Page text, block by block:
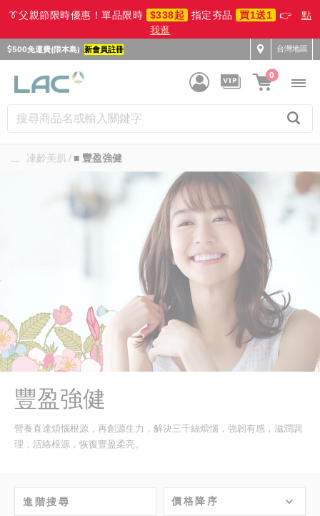
👔父親節限時優惠！單品限時 $338起 指定夯品 買1送1 👉
點
我逛
$500免運費(限本島) 新會員註冊 台灣地區
0
.... 凍齡美肌 ■ 豐盈強健
豐盈強健
營養直達煩惱根源，再創源生力，解決三千絲煩惱，強韌有感，滋潤調
理，活絡根源，恢復豐盈柔亮。
進階搜尋 價格降序